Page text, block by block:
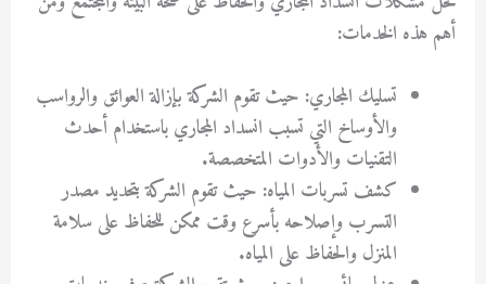
أهم هذه الخدمات:
تسليك المجاري: حيث تقوم الشركة بإزالة العوائق والرواسب
والأوساخ التي تسبب انسداد المجاري باستخدام أحدث
التقنيات والأدوات المتخصصة.
كشف تسربات المياه: حيث تقوم الشركة بتحديد مصدر
التسرب وإصلاحه بأسرع وقت ممكن للحفاظ على سلامة
المنزل والحفاظ على المياه.